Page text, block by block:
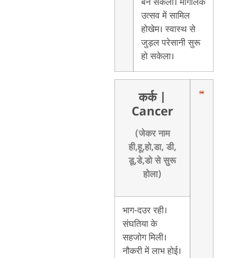
उत्सव में सामिल
होखेम। स्वास्थ से
जुड़ल परेसानी सुरू
हो सकेला।
कर्क
Cancer
(जेकर नाम
ही,हू,हो,डा, डी,
डू,डे,डो से सुरू
होला)
भाग-दउर रही।
संघतिया के
सहजोग मिली।
नौकरी में लाभ होई।